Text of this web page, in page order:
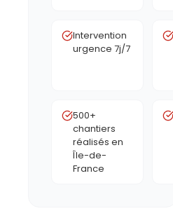
Intervention
urgence 7j/7
500+
chantiers
réalisés en
Île-de-
France